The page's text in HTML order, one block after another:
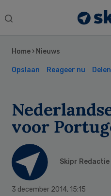
Search
Home › Nieuws
Opslaan Reageer nu Delen
voor
Skipr Redactie
3 december 2014, 15:15
Sidebar